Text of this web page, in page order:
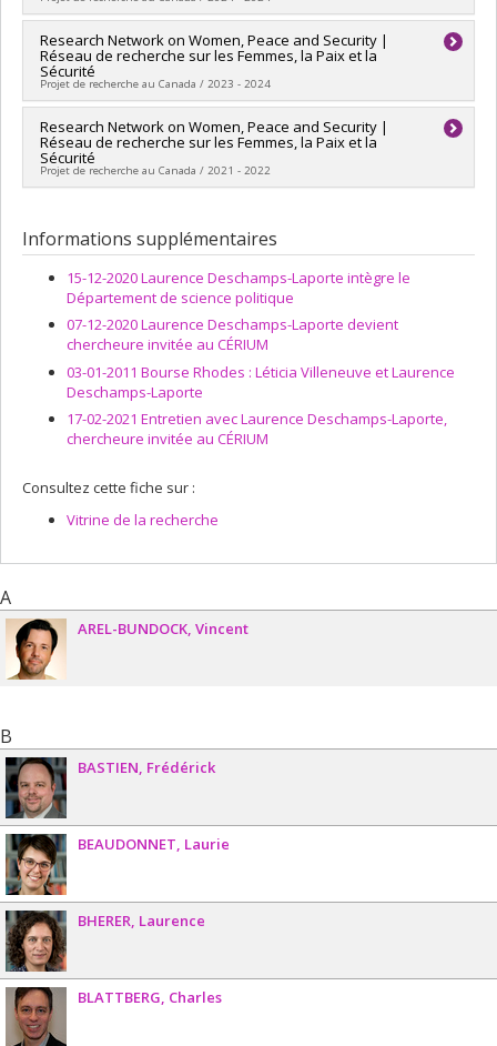
sciences humaines du Canada
institutionnelle du CRSH - Subventions d'exploration
Chercheur principal :Laurence Deschamps-Laporte
Sources de financement :Ministère des Relations
internationales, de la Francophonie et du Commerce
extérieur
Programmes de subvention :
Research Network on Women, Peace and Security |
Réseau de recherche sur les Femmes, la Paix et la
Sécurité
Projet de recherche au Canada / 2023 - 2024
Chercheur principal :Laurence Deschamps-Laporte
Co-chercheurs :Jennifer Welsh
Sources de financement :Défense nationale Canada
Programmes de subvention :
Research Network on Women, Peace and Security |
Réseau de recherche sur les Femmes, la Paix et la
Sécurité
Projet de recherche au Canada / 2021 - 2022
Programmes de subvention :
Informations supplémentaires
15-12-2020 Laurence Deschamps-Laporte intègre le
Département de science politique
07-12-2020 Laurence Deschamps-Laporte devient
chercheure invitée au CÉRIUM
03-01-2011 Bourse Rhodes : Léticia Villeneuve et Laurence
Deschamps-Laporte
17-02-2021 Entretien avec Laurence Deschamps-Laporte,
chercheure invitée au CÉRIUM
Consultez cette fiche sur :
Vitrine de la recherche
A
AREL-BUNDOCK Vincent
B
BASTIEN Frédérick
BEAUDONNET Laurie
BHERER Laurence
BLATTBERG Charles